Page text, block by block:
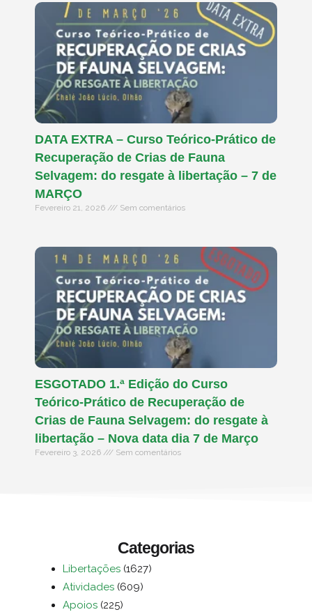
DATA EXTRA – Curso Teórico-Prático de
Recuperação de Crias de Fauna
Selvagem: do resgate à libertação – 7 de
MARÇO
Fevereiro 21, 2026 Sem comentários
ESGOTADO 1.ª Edição do Curso
Teórico-Prático de Recuperação de
Crias de Fauna Selvagem: do resgate à
libertação – Nova data dia 7 de Março
Fevereiro 3, 2026 Sem comentários
Categorias
Libertações (1627)
Atividades (609)
Apoios (225)